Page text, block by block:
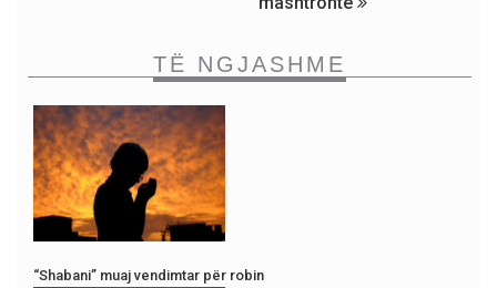
TË NGJASHME
“Shabani” muaj vendimtar për robin